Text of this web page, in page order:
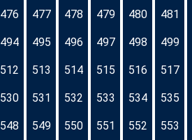
476 477 478 479 480 481
494 495 496 497 498 499
512 513 514 515 516 517
530 531 532 533 534 535
548 549 550 551 552 553